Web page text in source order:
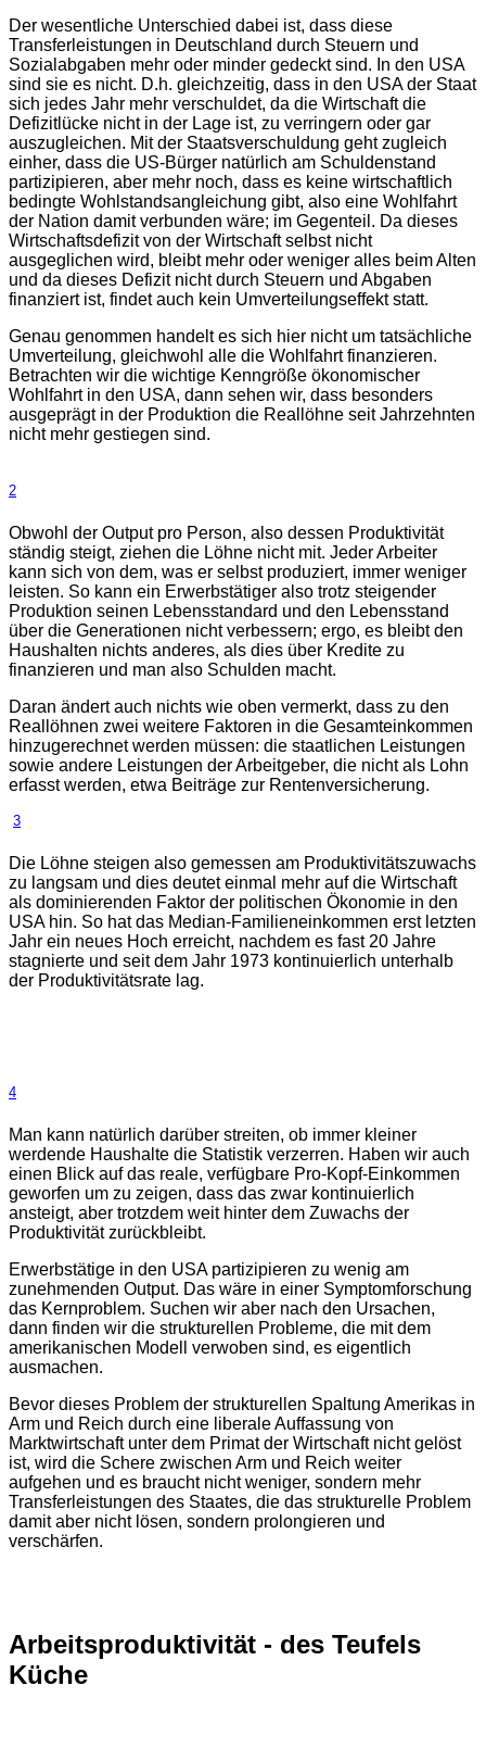
Der wesentliche Unterschied dabei ist, dass diese
Transferleistungen in Deutschland durch Steuern und
Sozialabgaben mehr oder minder gedeckt sind. In den USA
sind sie es nicht. D.h. gleichzeitig, dass in den USA der Staat
sich jedes Jahr mehr verschuldet, da die Wirtschaft die
Defizitlücke nicht in der Lage ist, zu verringern oder gar
auszugleichen. Mit der Staatsverschuldung geht zugleich
einher, dass die US-Bürger natürlich am Schuldenstand
partizipieren, aber mehr noch, dass es keine wirtschaftlich
bedingte Wohlstandsangleichung gibt, also eine Wohlfahrt
der Nation damit verbunden wäre; im Gegenteil. Da dieses
Wirtschaftsdefizit von der Wirtschaft selbst nicht
ausgeglichen wird, bleibt mehr oder weniger alles beim Alten
und da dieses Defizit nicht durch Steuern und Abgaben
finanziert ist, findet auch kein Umverteilungseffekt statt.
Genau genommen handelt es sich hier nicht um tatsächliche
Umverteilung, gleichwohl alle die Wohlfahrt finanzieren.
Betrachten wir die wichtige Kenngröße ökonomischer
Wohlfahrt in den USA, dann sehen wir, dass besonders
ausgeprägt in der Produktion die Reallöhne seit Jahrzehnten
nicht mehr gestiegen sind.
2
Obwohl der Output pro Person, also dessen Produktivität
ständig steigt, ziehen die Löhne nicht mit. Jeder Arbeiter
kann sich von dem, was er selbst produziert, immer weniger
leisten. So kann ein Erwerbstätiger also trotz steigender
Produktion seinen Lebensstandard und den Lebensstand
über die Generationen nicht verbessern; ergo, es bleibt den
Haushalten nichts anderes, als dies über Kredite zu
finanzieren und man also Schulden macht.
Daran ändert auch nichts wie oben vermerkt, dass zu den
Reallöhnen zwei weitere Faktoren in die Gesamteinkommen
hinzugerechnet werden müssen: die staatlichen Leistungen
sowie andere Leistungen der Arbeitgeber, die nicht als Lohn
erfasst werden, etwa Beiträge zur Rentenversicherung.
3
Die Löhne steigen also gemessen am Produktivitätszuwachs
zu langsam und dies deutet einmal mehr auf die Wirtschaft
als dominierenden Faktor der politischen Ökonomie in den
USA hin. So hat das Median-Familieneinkommen erst letzten
Jahr ein neues Hoch erreicht, nachdem es fast 20 Jahre
stagnierte und seit dem Jahr 1973 kontinuierlich unterhalb
der Produktivitätsrate lag.
4
Man kann natürlich darüber streiten, ob immer kleiner
werdende Haushalte die Statistik verzerren. Haben wir auch
einen Blick auf das reale, verfügbare Pro-Kopf-Einkommen
geworfen um zu zeigen, dass das zwar kontinuierlich
ansteigt, aber trotzdem weit hinter dem Zuwachs der
Produktivität zurückbleibt.
Erwerbstätige in den USA partizipieren zu wenig am
zunehmenden Output. Das wäre in einer Symptomforschung
das Kernproblem. Suchen wir aber nach den Ursachen,
dann finden wir die strukturellen Probleme, die mit dem
amerikanischen Modell verwoben sind, es eigentlich
ausmachen.
Bevor dieses Problem der strukturellen Spaltung Amerikas in
Arm und Reich durch eine liberale Auffassung von
Marktwirtschaft unter dem Primat der Wirtschaft nicht gelöst
ist, wird die Schere zwischen Arm und Reich weiter
aufgehen und es braucht nicht weniger, sondern mehr
Transferleistungen des Staates, die das strukturelle Problem
damit aber nicht lösen, sondern prolongieren und
verschärfen.
Arbeitsproduktivität - des Teufels
Küche